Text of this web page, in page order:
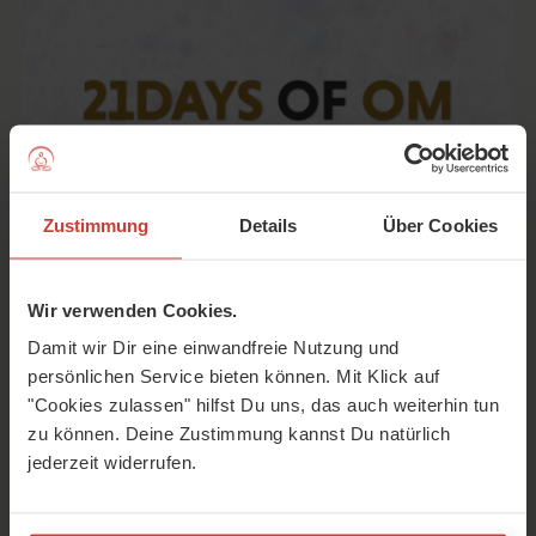
Zustimmung Details Über Cookies
Wir verwenden Cookies.
Damit wir Dir eine einwandfreie Nutzung und
persönlichen Service bieten können. Mit Klick auf
"Cookies zulassen" hilfst Du uns, das auch weiterhin tun
zu können. Deine Zustimmung kannst Du natürlich
jederzeit widerrufen.
Hier findest Du die Aufgaben für Woche zwei, damit Du
Dein Yoga auch außerhalb der Matte besser umsetzen
kannst. Wir hoffen, sie geben Dir die ein oder andere
schöne Inspiration.